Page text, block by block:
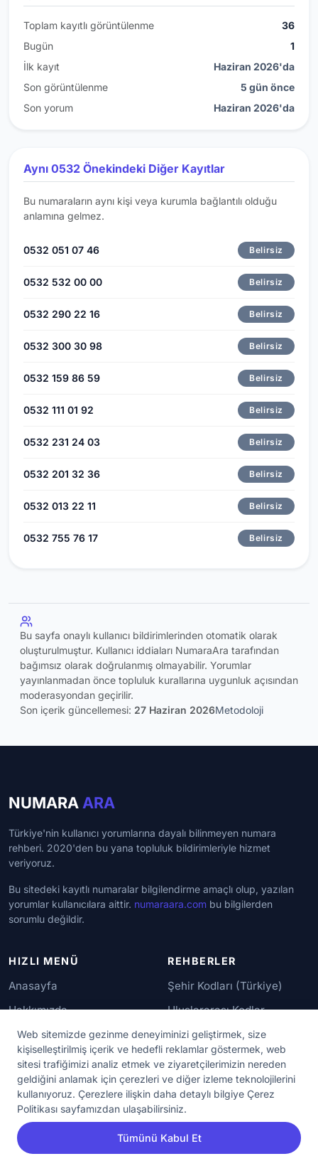
Web sitemizde gezinme deneyiminizi geliştirmek, size
kişiselleştirilmiş içerik ve hedefli reklamlar göstermek, web
sitesi trafiğimizi analiz etmek ve ziyaretçilerimizin nereden
geldiğini anlamak için çerezleri ve diğer izleme teknolojilerini
kullanıyoruz. Çerezlere ilişkin daha detaylı bilgiye Çerez
Politikası sayfamızdan ulaşabilirsiniz.
Tümünü Kabul Et
Toplam kayıtlı görüntülenme
36
Bugün
1
İlk kayıt
Haziran 2026'da
Son görüntülenme
5 gün önce
Son yorum
Haziran 2026'da
Aynı 0532 Önekindeki Diğer Kayıtlar
Bu numaraların aynı kişi veya kurumla bağlantılı olduğu
anlamına gelmez.
0532 051 07 46 Belirsiz
0532 532 00 00 Belirsiz
0532 290 22 16 Belirsiz
0532 300 30 98 Belirsiz
0532 159 86 59 Belirsiz
0532 111 01 92 Belirsiz
0532 231 24 03 Belirsiz
0532 201 32 36 Belirsiz
0532 013 22 11 Belirsiz
0532 755 76 17 Belirsiz
Bu sayfa onaylı kullanıcı bildirimlerinden otomatik olarak
oluşturulmuştur. Kullanıcı iddiaları NumaraAra tarafından
bağımsız olarak doğrulanmış olmayabilir. Yorumlar
yayınlanmadan önce topluluk kurallarına uygunluk açısından
moderasyondan geçirilir.
Son içerik güncellemesi: 27 Haziran 2026Metodoloji
NUMARA ARA
Türkiye'nin kullanıcı yorumlarına dayalı bilinmeyen numara
rehberi. 2020'den bu yana topluluk bildirimleriyle hizmet
veriyoruz.
Bu sitedeki kayıtlı numaralar bilgilendirme amaçlı olup, yazılan
yorumlar kullanıcılara aittir. numaraara.com bu bilgilerden
sorumlu değildir.
HIZLI MENÜ
Anasayfa
Hakkımızda
İletişim
REHBERLER
Şehir Kodları (Türkiye)
Uluslararası Kodlar
Güvenilir Numaralar
YASAL KORUMA
Kullanım Koşulları
Gizlilik Sözleşmesi
KVKK Aydınlatma Metni